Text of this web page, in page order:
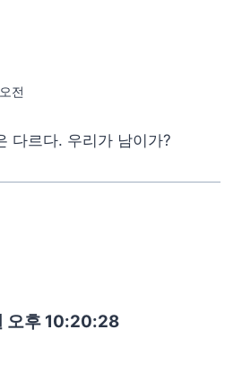
전
다르다. 우리가 남이가?
오후 10:20:29